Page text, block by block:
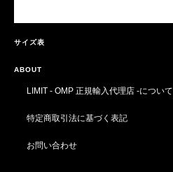
サイズ表
ABOUT
LIMIT - OMP 正規輸入代理店 -について
特定商取引法に基づく表記
お問い合わせ